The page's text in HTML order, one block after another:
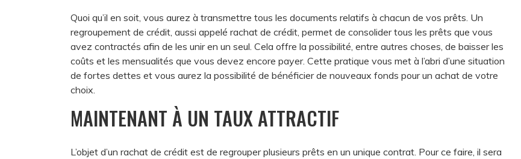
Quoi qu’il en soit, vous aurez à transmettre tous les documents relatifs à chacun de vos prêts. Un
regroupement de crédit, aussi appelé rachat de crédit, permet de consolider tous les prêts que vous
avez contractés afin de les unir en un seul. Cela offre la possibilité, entre autres choses, de baisser les
coûts et les mensualités que vous devez encore payer. Cette pratique vous met à l’abri d’une situation
de fortes dettes et vous aurez la possibilité de bénéficier de nouveaux fonds pour un achat de votre
choix.
MAINTENANT À UN TAUX ATTRACTIF
L’objet d’un rachat de crédit est de regrouper plusieurs prêts en un unique contrat. Pour ce faire, il sera